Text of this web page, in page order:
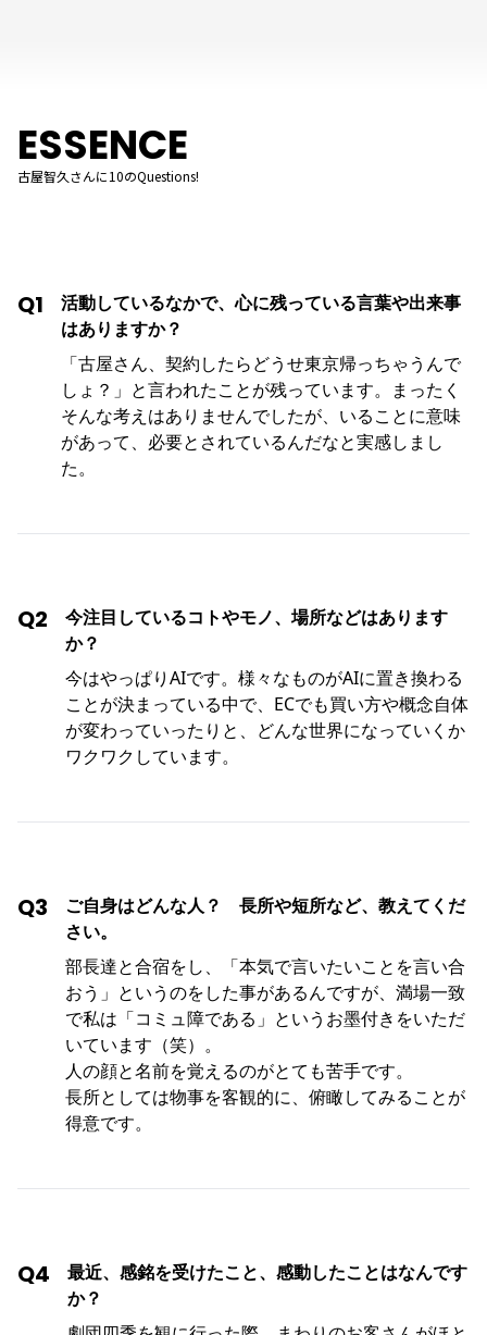
ESSENCE
古屋智久さんに10のQuestions!
Q1
活動しているなかで、心に残っている言葉や出来事
はありますか？
「古屋さん、契約したらどうせ東京帰っちゃうんで
しょ？」と言われたことが残っています。まったく
そんな考えはありませんでしたが、いることに意味
があって、必要とされているんだなと実感しまし
た。
Q2
今注目しているコトやモノ、場所などはあります
か？
今はやっぱりAIです。様々なものがAIに置き換わる
ことが決まっている中で、ECでも買い方や概念自体
が変わっていったりと、どんな世界になっていくか
ワクワクしています。
Q3
ご自身はどんな人？ 長所や短所など、教えてくだ
さい。
部長達と合宿をし、「本気で言いたいことを言い合
おう」というのをした事があるんですが、満場一致
で私は「コミュ障である」というお墨付きをいただ
いています（笑）。
人の顔と名前を覚えるのがとても苦手です。
長所としては物事を客観的に、俯瞰してみることが
得意です。
Q4
最近、感銘を受けたこと、感動したことはなんです
か？